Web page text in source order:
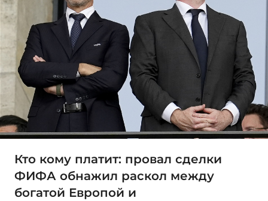
Кто кому платит: провал сделки
ФИФА обнажил раскол между
богатой Европой и